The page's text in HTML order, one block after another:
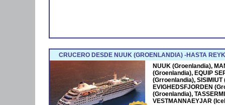
CRUCERO DESDE NUUK (GROENLANDIA) -HASTA
NUUK (Groenlandia),
(Groenlandia), EQUIP
(Grroenlandia),
EVIGHEDSFJORDEN
(Groenlandia),
VESTMANNAEYJAR